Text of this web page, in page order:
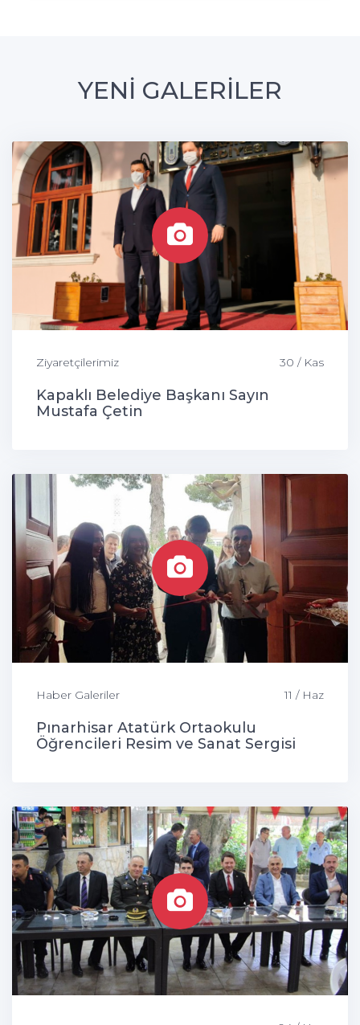
YENİ GALERİLER
Ziyaretçilerimiz 30 / Kas
Kapaklı Belediye Başkanı Sayın
Mustafa Çetin
Haber Galeriler 11 / Haz
Pınarhisar Atatürk Ortaokulu
Öğrencileri Resim ve Sanat Sergisi